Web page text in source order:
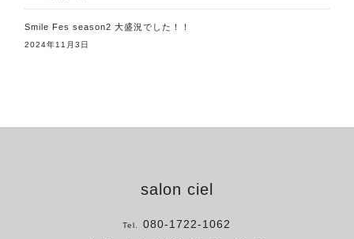
Smile Fes season2 大盛況でした！！
2024年11月3日
salon ciel
Tel.
080-1722-1062